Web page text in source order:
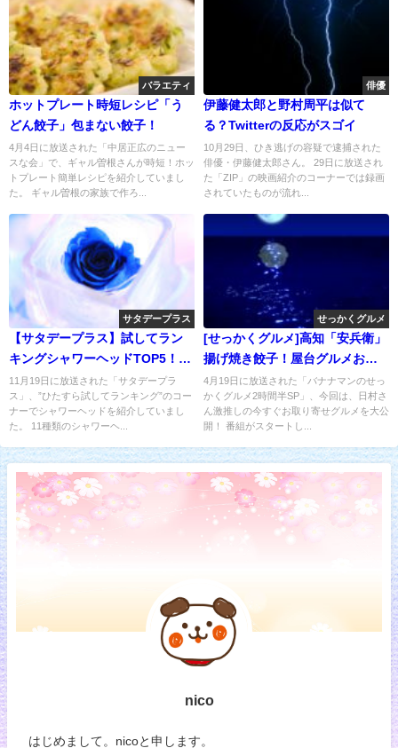
バラエティ
ホットプレート時短レシピ「う
どん餃子」包まない餃子！
4月4日に放送された「中居正広のニュー
スな会」で、ギャル曽根さんが時短！ホッ
トプレート簡単レシピを紹介していまし
た。 ギャル曽根の家族で作ろ...
俳優
伊藤健太郎と野村周平は似て
る？Twitterの反応がスゴイ
10月29日、ひき逃げの容疑で逮捕された
俳優・伊藤健太郎さん。 29日に放送され
た「ZIP」の映画紹介のコーナーでは録画
されていたものが流れ...
サタデープラス
【サタデープラス】試してラン
キングシャワーヘッドTOP5！リ
ファ最強
11月19日に放送された「サタデープラ
ス」、”ひたすら試してランキング”のコー
ナーでシャワーヘッドを紹介していまし
た。 11種類のシャワーヘ...
せっかくグルメ
[せっかくグルメ]高知「安兵衛」
揚げ焼き餃子！屋台グルメお取
り寄せ
4月19日に放送された「バナナマンのせっ
かくグルメ2時間半SP」、今回は、日村さ
ん激推しの今すぐお取り寄せグルメを大公
開！ 番組がスタートし...
nico
はじめまして。nicoと申します。